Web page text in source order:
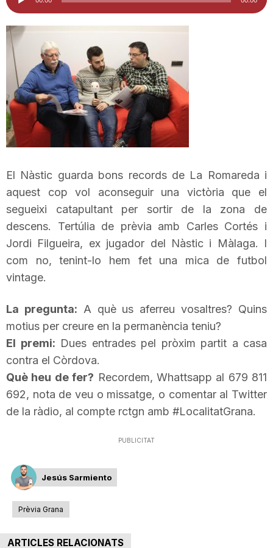
i
t
t
d
e
a
r
g
o
d'àudio
El Nàstic guarda bons records de La Romareda i
aquest cop vol aconseguir una victòria que el
segueixi catapultant per sortir de la zona de
descens. Tertúlia de prèvia amb Carles Cortés i
Jordi Filgueira, ex jugador del Nàstic i Màlaga. I
com no, tenint-lo hem fet una mica de futbol
vintage.
La pregunta: A què us aferreu vosaltres? Quins
motius per creure en la permanència teniu?
El premi: Dues entrades pel pròxim partit a casa
contra el Còrdova.
Què heu de fer? Recordem, Whattsapp al 679 811
692, nota de veu o missatge, o comentar al Twitter
de la ràdio, al compte rctgn amb #LocalitatGrana.
PUBLICITAT
Jesús Sarmiento
Prèvia Grana
ARTICLES RELACIONATS